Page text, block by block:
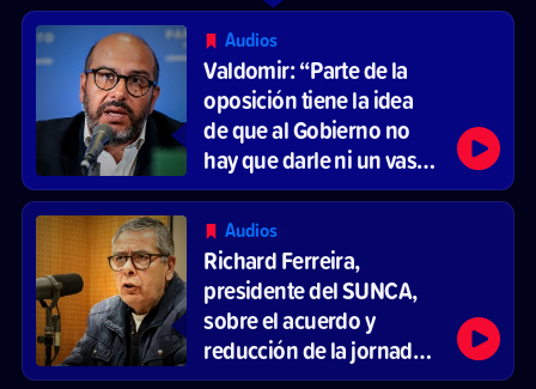
Audios
Valdomir: “Parte de la
oposición tiene la idea
de que al Gobierno no
hay que darle ni un vaso
de agua”
Audios
Richard Ferreira,
presidente del SUNCA,
sobre el acuerdo y
reducción de la jornada
laboral